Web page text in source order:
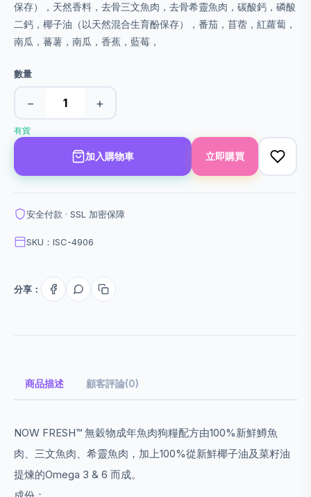
保存），天然香料，去骨三文魚肉，去骨希靈魚肉，碳酸鈣，磷酸
二鈣，椰子油（以天然混合生育酚保存），番茄，苜蓿，紅蘿蔔，
南瓜，蕃薯，南瓜，香蕉，藍莓，
數量
− +
有貨
加入購物車 立即購買
安全付款 · SSL 加密保障
SKU：ISC-4906
分享：
商品描述 顧客評論(0)
NOW FRESH™ 無穀物成年魚肉狗糧配方由100%新鮮鱒魚
肉、三文魚肉、希靈魚肉，加上100%從新鮮椰子油及菜籽油
提煉的Omega 3 & 6 而成。